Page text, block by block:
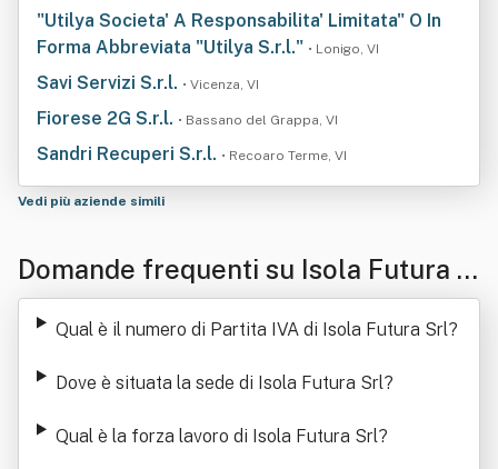
"Utilya Societa' A Responsabilita' Limitata" O In
Forma Abbreviata "Utilya S.r.l." • Lonigo, VI
Savi Servizi S.r.l. • Vicenza, VI
Fiorese 2G S.r.l. • Bassano del Grappa, VI
Sandri Recuperi S.r.l. • Recoaro Terme, VI
Vedi più aziende simili
Domande frequenti su Isola Futura S
rl
Qual è il numero di Partita IVA di Isola Futura Srl?
Dove è situata la sede di Isola Futura Srl?
Qual è la forza lavoro di Isola Futura Srl?